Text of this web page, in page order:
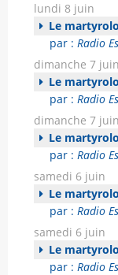
lundi 8 juin
Le
par : Radio
dimanche 7 juin
Le
par : Radio
dimanche 7 juin
Le
par : Radio
samedi 6 juin
Le
par : Radio
samedi 6 juin
Le
par : Radio